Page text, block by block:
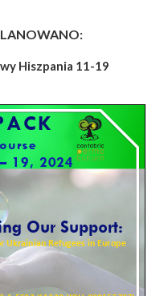
Hiszpania 11-19